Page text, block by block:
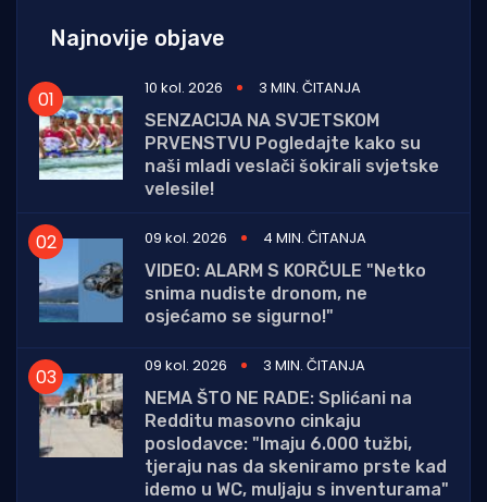
Najnovije objave
10 kol. 2026
3 MIN. ČITANJA
SENZACIJA NA SVJETSKOM
PRVENSTVU Pogledajte kako su
naši mladi veslači šokirali svjetske
velesile!
09 kol. 2026
4 MIN. ČITANJA
VIDEO: ALARM S KORČULE "Netko
snima nudiste dronom, ne
osjećamo se sigurno!"
09 kol. 2026
3 MIN. ČITANJA
NEMA ŠTO NE RADE: Splićani na
Redditu masovno cinkaju
poslodavce: "Imaju 6.000 tužbi,
tjeraju nas da skeniramo prste kad
idemo u WC, muljaju s inventurama"